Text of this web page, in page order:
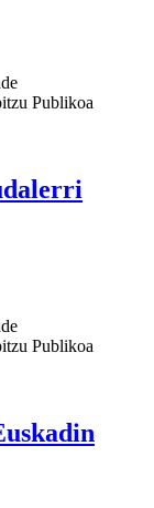
Publikoa
Publikoa